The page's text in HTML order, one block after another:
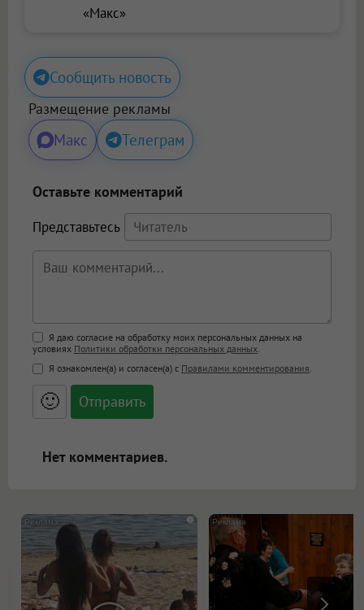
«Макс»
Сообщить новость
Размещение рекламы
Макс Телеграм
Оставьте комментарий
Представьтесь
Поддержка HTML
<b>, <strong>, <u>, <i>, <em>, <s>, <big>,
<small>, <sup>, <sub>, <pre>, <ul>, <ol>, <li>,
<blockquote>, <code> экранирует HTML,
адреса URL автоматически становятся
ссылками, и [img]адрес[/img] будет
Я даю согласие на обработку моих персональных данных на
условиях Политики обработки персональных данных.
Я ознакомлен(а) и согласен(а) с Правилами комментирования.
🙂
Нет комментариев.
i